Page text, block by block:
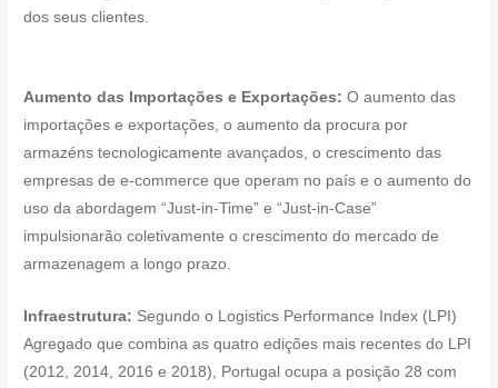
dos seus clientes.
Aumento das Importações e Exportações: O aumento das
importações e exportações, o aumento da procura por
armazéns tecnologicamente avançados, o crescimento das
empresas de e-commerce que operam no país e o aumento do
uso da abordagem “Just-in-Time” e “Just-in-Case”
impulsionarão coletivamente o crescimento do mercado de
armazenagem a longo prazo.
Infraestrutura: Segundo o Logistics Performance Index (LPI)
Agregado que combina as quatro edições mais recentes do LPI
(2012, 2014, 2016 e 2018), Portugal ocupa a posição 28 com